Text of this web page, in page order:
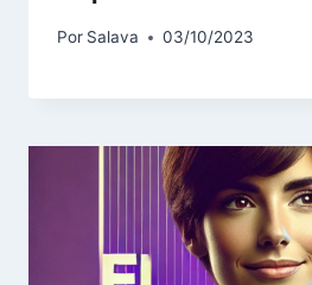
Por Salava 03/10/2023